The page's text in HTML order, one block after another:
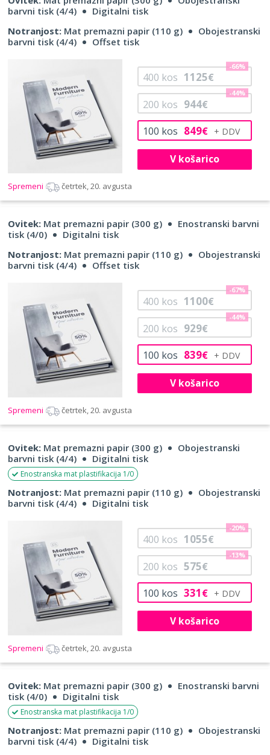
barvni tisk (4/4)
Digitalni tisk
Notranjost: Mat premazni papir (110 g)
Obojestranski
barvni tisk (4/4)
Offset tisk
100 kos 849€
200 kos 944€
-44%
400 kos 1125€
-66%
V košarico
Spremeni četrtek, 20. avgusta
Ovitek: Mat premazni papir (300 g)
Enostranski barvni
tisk (4/0)
Digitalni tisk
Notranjost: Mat premazni papir (110 g)
Obojestranski
barvni tisk (4/4)
Offset tisk
100 kos 839€
200 kos 929€
-44%
400 kos 1100€
-67%
V košarico
Spremeni četrtek, 20. avgusta
Ovitek: Mat premazni papir (300 g)
Obojestranski
barvni tisk (4/4)
Digitalni tisk
Enostranska mat plastifikacija 1/0
Notranjost: Mat premazni papir (110 g)
Obojestranski
barvni tisk (4/4)
Digitalni tisk
100 kos 331€
200 kos 575€
-13%
400 kos 1055€
-20%
V košarico
Spremeni četrtek, 20. avgusta
Ovitek: Mat premazni papir (300 g)
Enostranski barvni
tisk (4/0)
Digitalni tisk
Enostranska mat plastifikacija 1/0
Notranjost: Mat premazni papir (110 g)
Obojestranski
barvni tisk (4/4)
Digitalni tisk